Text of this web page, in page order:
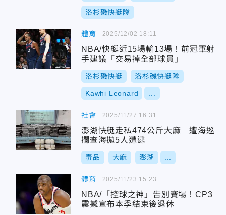
洛杉磯快艇隊
體育
NBA/快艇近15場輸13場！前冠軍射
手建議「交易掉全部球員」
洛杉磯快艇 洛杉磯快艇隊
Kawhi Leonard
2025/12/02 18:11
社會
澎湖快艇走私474公斤大麻 遭海巡
攔查海拋5人遭逮
毒品 大麻 澎湖
2025/11/27 16:31
體育
NBA/「控球之神」告別賽場！CP3
震撼宣布本季結束後退休
2025/11/23 15:23